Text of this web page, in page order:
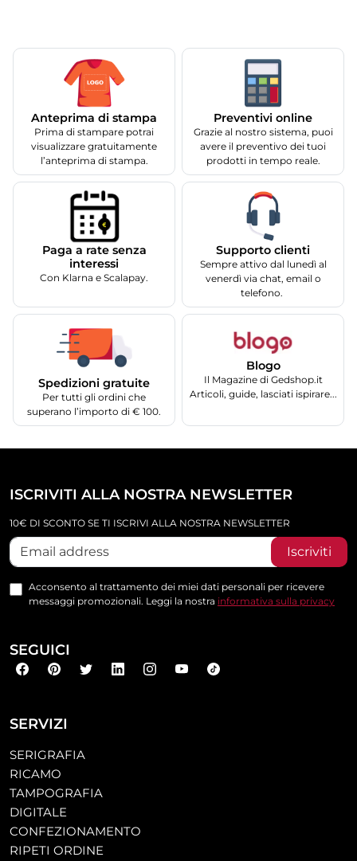
Anteprima di stampa
Prima di stampare potrai
visualizzare gratuitamente
l’anteprima di stampa.
Preventivi online
Grazie al nostro sistema, puoi
avere il preventivo dei tuoi
prodotti in tempo reale.
Paga a rate senza
interessi
Con Klarna e Scalapay.
Supporto clienti
Sempre attivo dal lunedì al
venerdì via chat, email o
telefono.
Spedizioni gratuite
Per tutti gli ordini che
superano l’importo di € 100.
Blogo
Il Magazine di Gedshop.it
Articoli, guide, lasciati ispirare...
SERVIZI
SERIGRAFIA
RICAMO
TAMPOGRAFIA
DIGITALE
CONFEZIONAMENTO
RIPETI ORDINE
ISCRIVITI ALLA NOSTRA NEWSLETTER
10€ DI SCONTO SE TI ISCRIVI ALLA NOSTRA NEWSLETTER
Iscriviti
Acconsento al trattamento dei miei dati personali per ricevere
messaggi promozionali. Leggi la nostra informativa sulla privacy
SEGUICI